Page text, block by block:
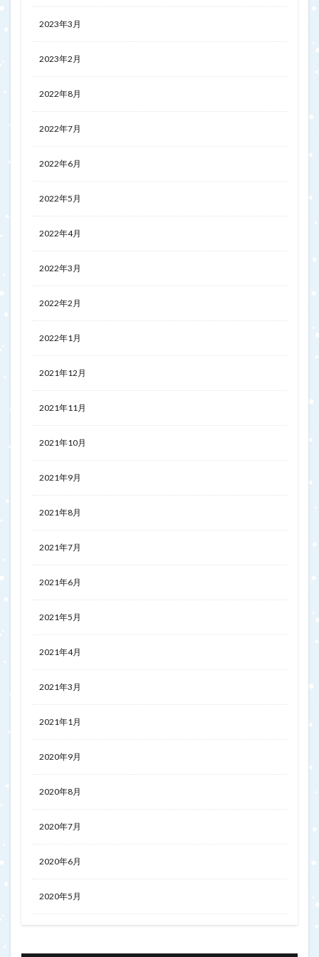
2023年3月
2023年2月
2022年8月
2022年7月
2022年6月
2022年5月
2022年4月
2022年3月
2022年2月
2022年1月
2021年12月
2021年11月
2021年10月
2021年9月
2021年8月
2021年7月
2021年6月
2021年5月
2021年4月
2021年3月
2021年1月
2020年9月
2020年8月
2020年7月
2020年6月
2020年5月